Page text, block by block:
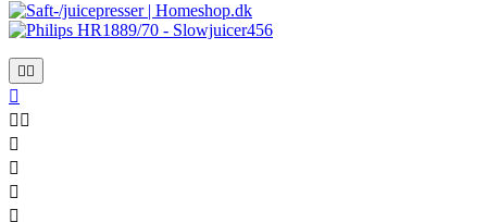


 



